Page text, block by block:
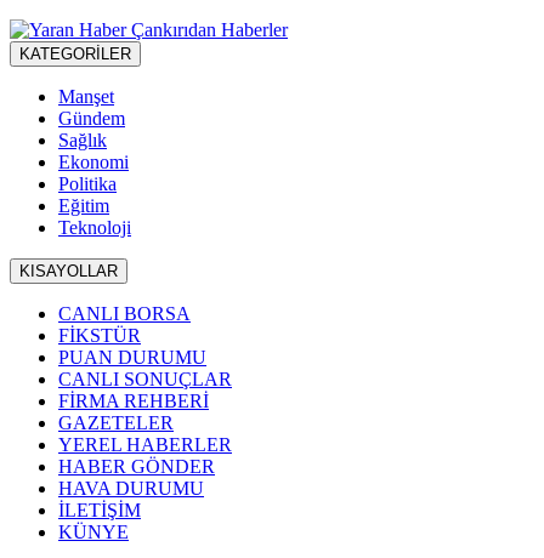
KATEGORİLER
Manşet
Gündem
Sağlık
Ekonomi
Politika
Eğitim
Teknoloji
KISAYOLLAR
CANLI BORSA
FİKSTÜR
PUAN DURUMU
CANLI SONUÇLAR
FİRMA REHBERİ
GAZETELER
YEREL HABERLER
HABER GÖNDER
HAVA DURUMU
İLETİŞİM
KÜNYE